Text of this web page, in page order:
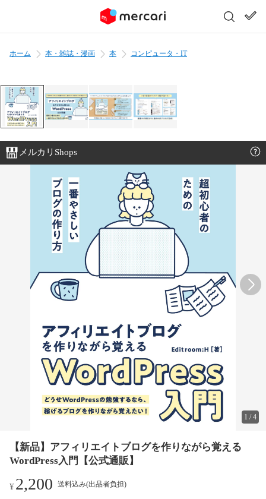
ホーム 本・雑誌・漫画 本 コンピュータ・IT
メルカリShops
1 /4
【新品】アフィリエイトブログを作りながら覚える
WordPress入門【公式通販】
¥2,200 送料込み(出品者負担)